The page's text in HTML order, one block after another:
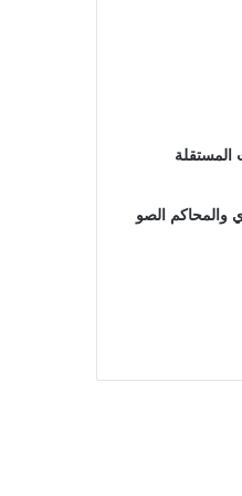
المستقلة
والمحاكم الصو